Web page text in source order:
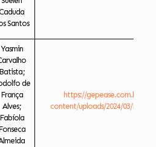
Santos
Yasmin
Batista;
de
França
Alves;
Fabíola
https://gepease.com.br/
content/uploads/2024/03/